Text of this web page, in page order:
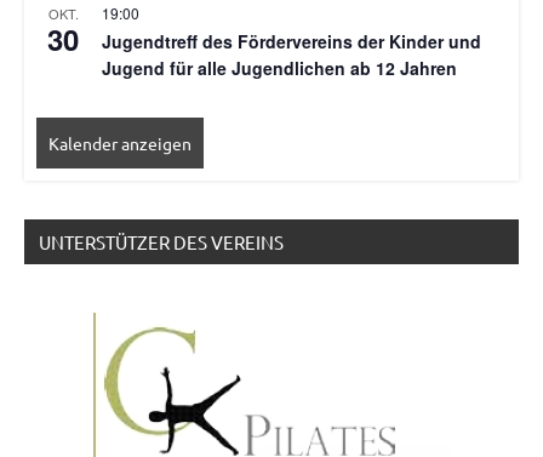
OKT.
30
19:00
Jugendtreff des Fördervereins der Kinder und
Jugend für alle Jugendlichen ab 12 Jahren
Kalender anzeigen
UNTERSTÜTZER DES VEREINS